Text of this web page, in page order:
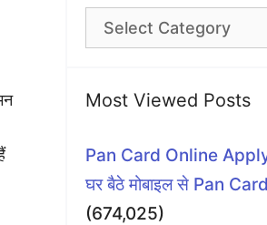
Categories
Most Viewed Posts
Pan Card Online
घर बैठे मोबाइल से Pan
(674,025)